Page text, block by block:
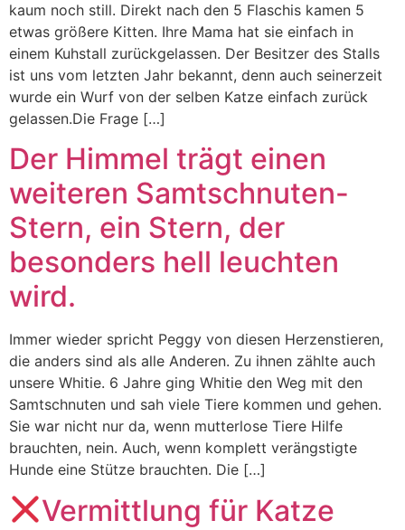
kaum noch still. Direkt nach den 5 Flaschis kamen 5
etwas größere Kitten. Ihre Mama hat sie einfach in
einem Kuhstall zurückgelassen. Der Besitzer des Stalls
ist uns vom letzten Jahr bekannt, denn auch seinerzeit
wurde ein Wurf von der selben Katze einfach zurück
gelassen.Die Frage […]
Der Himmel trägt einen
weiteren Samtschnuten-
Stern, ein Stern, der
besonders hell leuchten
wird.
Immer wieder spricht Peggy von diesen Herzenstieren,
die anders sind als alle Anderen. Zu ihnen zählte auch
unsere Whitie. 6 Jahre ging Whitie den Weg mit den
Samtschnuten und sah viele Tiere kommen und gehen.
Sie war nicht nur da, wenn mutterlose Tiere Hilfe
brauchten, nein. Auch, wenn komplett verängstigte
Hunde eine Stütze brauchten. Die […]
Vermittlung für Katze